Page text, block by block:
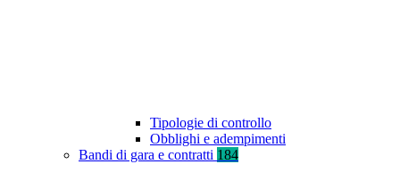
Tipologie di controllo
Obblighi e adempimenti
Bandi di gara e contratti 184